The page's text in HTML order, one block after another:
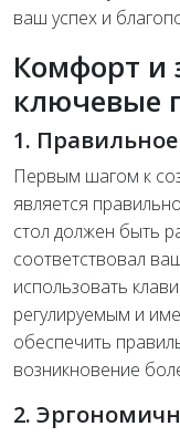
ваш успех и
Комфорт и
ключевые
1.
Первым шагом к
является
стол должен быть
соответствовал
использовать
регулируемым и
обеспечить
возникновение
2.